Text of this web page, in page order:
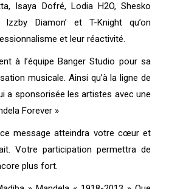
Isaya Dofré, Lodia H2O, Shesko
Izzby Diamon’ et T-Knight qu’on
et leur réactivité.
à l’équipe Banger Studio pour sa
musicale. Ainsi qu’à la ligne de
a sponsorisée les artistes avec une
Forever »
message atteindra votre cœur et
Votre participation permettra de
plus fort.